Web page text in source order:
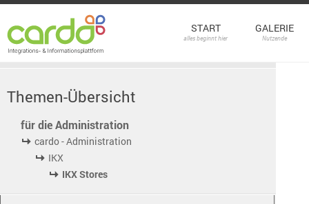
START
alles beginnt hier
GALERIE
Nutzende
Themen-Übersicht
für die Administration
cardo - Administration
IKX
IKX Stores